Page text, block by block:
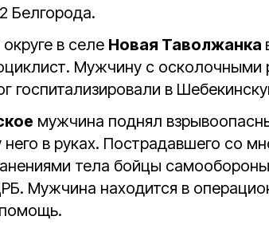
Белгорода.
в селе Новая Таволжанка
Мужчину с осколочными
госпитализировали в
мужчина поднял
него в руках. Пострадавшего со
тела бойцы самообороны
Мужчина находится в